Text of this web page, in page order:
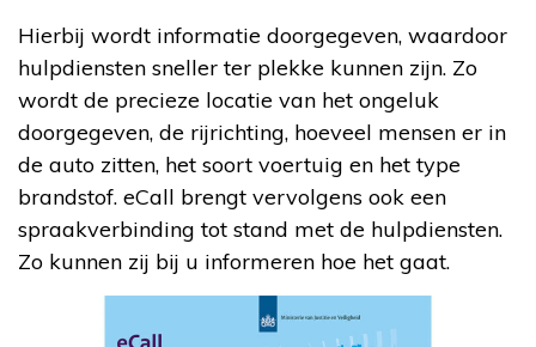
Hierbij wordt informatie doorgegeven, waardoor
hulpdiensten sneller ter plekke kunnen zijn. Zo
wordt de precieze locatie van het ongeluk
doorgegeven, de rijrichting, hoeveel mensen er in
de auto zitten, het soort voertuig en het type
brandstof. eCall brengt vervolgens ook een
spraakverbinding tot stand met de hulpdiensten.
Zo kunnen zij bij u informeren hoe het gaat.